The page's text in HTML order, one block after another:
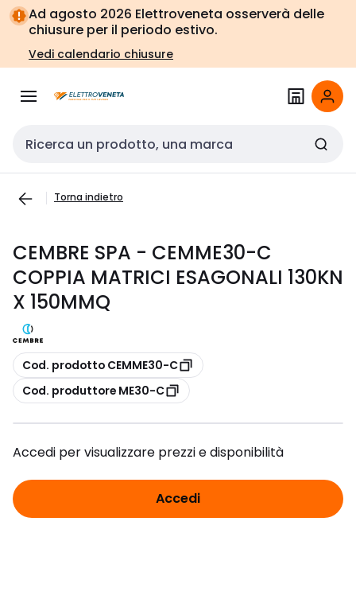
Vai alla
navigazione
Vai
alla
pagina
Ad agosto 2026 Elettroveneta osserverà delle
chiusure per il periodo estivo.
Vedi calendario chiusure
Cerca input
Torna indietro
CEMBRE SPA - CEMME30-C
COPPIA MATRICI ESAGONALI 130KN
X 150MMQ
copia
Cod. prodotto CEMME30-C
copia
Cod. produttore ME30-C
Accedi per visualizzare prezzi e disponibilità
Accedi